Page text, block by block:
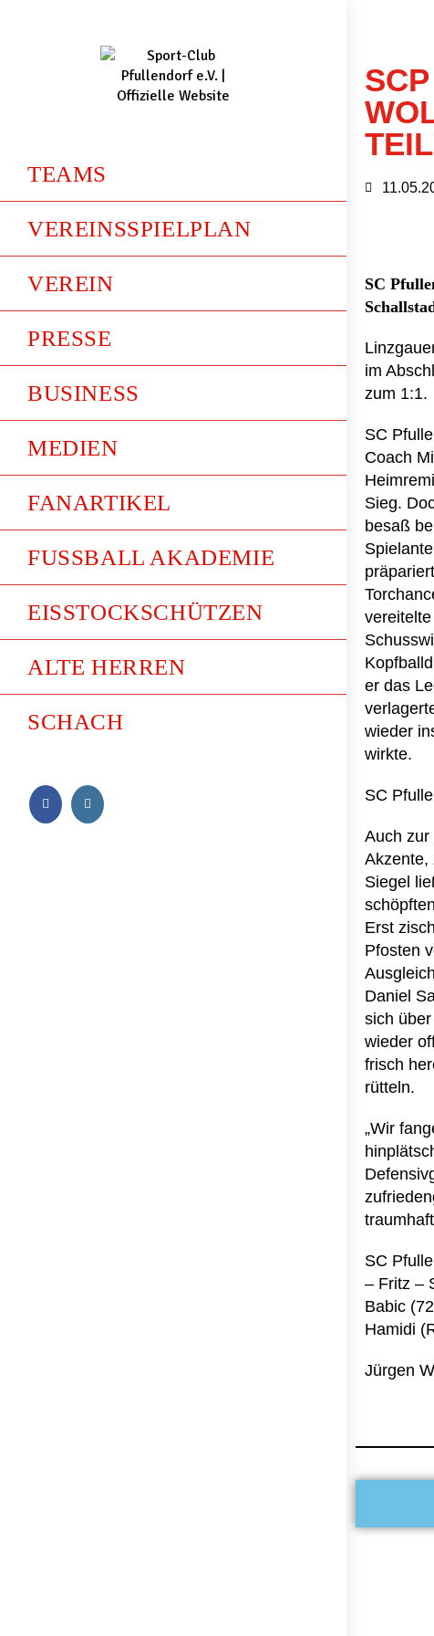
TEAMS
VEREINSSPIELPLAN
VEREIN
PRESSE
BUSINESS
MEDIEN
FANARTIKEL
FUSSBALL AKADEMIE
EISSTOCKSCHÜTZEN
ALTE HERREN
SCHACH
SC
im
zum 1:1.
SC
Coach
Sieg.
besaß
er das
wieder
wirkte.
SC
Auch zur
Akzente,
Siegel
Erst
Pfosten
Daniel
sich
wieder
frisch
rütteln.
„Wir
SC
– Fritz –
Babic
Hamidi
Jürgen